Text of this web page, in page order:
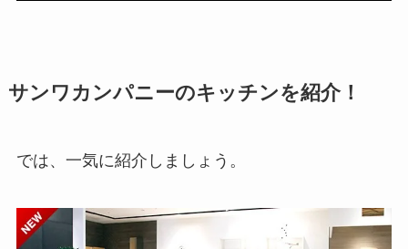
サンワカンパニーのキッチンを紹介！
では、一気に紹介しましょう。